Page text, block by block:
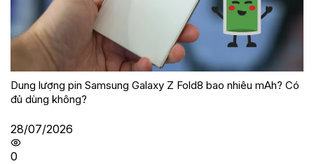
Dung lượng pin Samsung Galaxy Z Fold8 bao nhiêu mAh? Có
đủ dùng không?
28/07/2026
0